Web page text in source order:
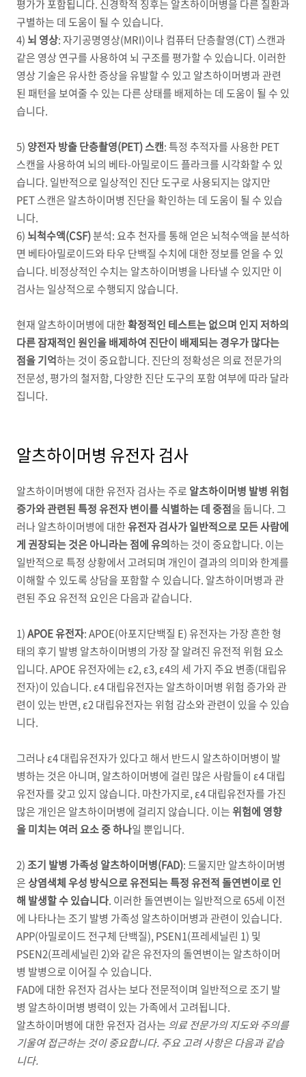
평가가 포함됩니다. 신경학적 징후는 알츠하이머병을 다른 질환과
구별하는 데 도움이 될 수 있습니다.
4) 뇌 영상: 자기공명영상(MRI)이나 컴퓨터 단층촬영(CT)스캔과
같은 영상 연구를 사용하여 뇌 구조를 평가할 수 있습니다. 이러한
영상 기술은 유사한 증상을 유발할 수 있고 알츠하이머병과 관련
된 패턴을 보여줄 수 있는 다른 상태를 배제하는 데 도움이 될 수 있
습니다.
5) 양전자 방출 단층촬영(PET)스캔:특정 추적자를 사용한PET
스캔을 사용하여 뇌의 베타-아밀로이드 플라크를 시각화할 수 있
습니다. 일반적으로 일상적인 진단 도구로 사용되지는 않지만
PET스캔은 알츠하이머병 진단을 확인하는 데 도움이 될 수 있습
니다.
6) 뇌척수액(CSF)분석:요추 천자를 통해 얻은 뇌척수액을 분석하
면 베타아밀로이드와 타우 단백질 수치에 대한 정보를 얻을 수 있
습니다. 비정상적인 수치는 알츠하이머병을 나타낼 수 있지만 이
검사는 일상적으로 수행되지 않습니다.
현재 알츠하이머병에 대한확정적인 테스트는 없으며 인지 저하의
다른 잠재적인 원인을 배제하여 진단이 배제되는 경우가 많다는
점을 기억하는 것이 중요합니다. 진단의 정확성은 의료 전문가의
전문성, 평가의 철저함, 다양한 진단 도구의 포함 여부에 따라 달라
집니다.
알츠하이머병 유전자 검사
알츠하이머병에 대한 유전자 검사는 주로 알츠하이머병 발병 위험
증가와 관련된 특정 유전자 변이를 식별하는 데 중점을 둡니다. 그
러나 알츠하이머병에 대한유전자 검사가 일반적으로 모든 사람에
게 권장되는 것은 아니라는 점에 유의하는 것이 중요합니다. 이는
일반적으로 특정 상황에서 고려되며 개인이 결과의 의미와 한계를
이해할 수 있도록 상담을 포함할 수 있습니다. 알츠하이머병과 관
련된 주요 유전적 요인은 다음과 같습니다.
1)APOE유전자:APOE(아포지단백질 E)유전자는 가장 흔한 형
태의 후기 발병 알츠하이머병의 가장 잘 알려진 유전적 위험 요소
입니다. APOE유전자에는ε2,ε3,ε4의 세 가지 주요 변종(대립유
전자)이 있습니다.ε4대립유전자는 알츠하이머병 위험 증가와 관
련이 있는 반면,ε2대립유전자는 위험 감소와 관련이 있을 수 있습
니다.
그러나ε4대립유전자가 있다고 해서 반드시 알츠하이머병이 발
병하는 것은 아니며, 알츠하이머병에 걸린 많은 사람들이 ε4대립
유전자를 갖고 있지 않습니다. 마찬가지로,ε4대립유전자를 가진
많은 개인은 알츠하이머병에 걸리지 않습니다. 이는위험에 영향
을 미치는 여러 요소 중 하나일 뿐입니다.
2)조기 발병 가족성 알츠하이머병(FAD):드물지만 알츠하이머병
은상염색체 우성 방식으로 유전되는 특정 유전적 돌연변이로 인
해 발생할 수 있습니다. 이러한 돌연변이는 일반적으로65세 이전
에 나타나는 조기 발병 가족성 알츠하이머병과 관련이 있습니다.
APP(아밀로이드 전구체 단백질), PSEN1(프레세닐린 1) 및
PSEN2(프레세닐린 2)와 같은 유전자의 돌연변이는 알츠하이머
병 발병으로 이어질 수 있습니다.
FAD에 대한 유전자 검사는 보다 전문적이며 일반적으로 조기 발
병 알츠하이머병 병력이 있는 가족에서 고려됩니다.
알츠하이머병에 대한 유전자 검사는 의료 전문가의 지도와 주의를
기울여 접근하는 것이 중요합니다. 주요 고려 사항은 다음과 같습
니다.